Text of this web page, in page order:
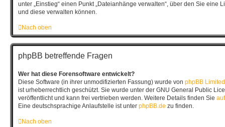
unter „Einstieg“ einen Punkt „Dateianhänge verwalten“, über den Sie eine
und diese verwalten können.
Nach oben
phpBB betreffende Fragen
Wer hat diese Forensoftware entwickelt?
Diese Software (in ihrer unmodifizierten Fassung) wurde von phpBB Limited
ist urheberrechtlich geschützt. Sie wurde unter der GNU General Public
veröffentlicht und kann frei vertrieben werden. Weitere Details finden Sie
Eine deutschsprachige Anlaufstelle ist unter phpBB.de zu finden.
Nach oben